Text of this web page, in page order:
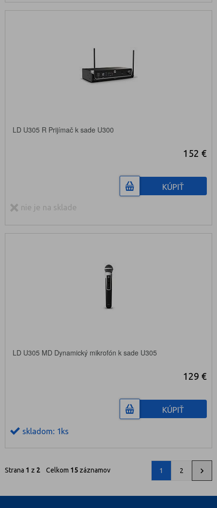
LD U305 R Prijímač k sade U300
152 €
KÚPIŤ
nie je na sklade
LD U305 MD Dynamický mikrofón k sade U305
129 €
KÚPIŤ
skladom: 1ks
Strana 1 z 2 Celkom 15 záznamov 1 2